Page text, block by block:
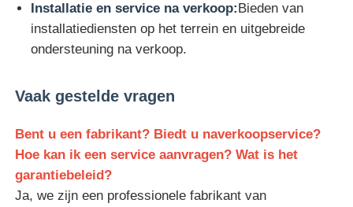
Installatie en service na verkoop:Bieden van
installatiediensten op het terrein en uitgebreide
ondersteuning na verkoop.
Vaak gestelde vragen
Bent u een fabrikant? Biedt u naverkoopservice?
Hoe kan ik een service aanvragen? Wat is het
garantiebeleid?
Ja, we zijn een professionele fabrikant van